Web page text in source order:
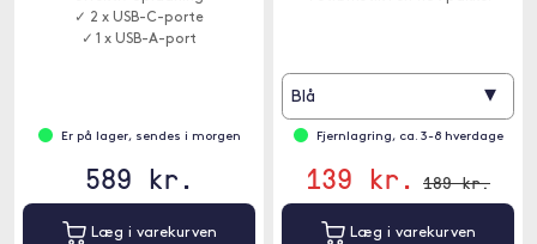
✓ 2 x USB-C-porte
✓ 1 x USB-A-port
Er på lager, sendes i morgen
589 kr.
Læg i varekurven
Blå ▾
Fjernlagring, ca. 3-8 hverdage
139 kr. 189 kr.
Læg i varekurven